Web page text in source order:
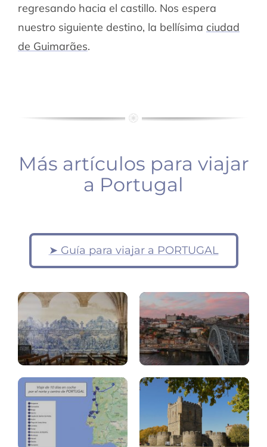
regresando hacia el castillo. Nos espera
nuestro siguiente destino, la bellísima ciudad
de Guimarães.
Más artículos para viajar
a Portugal
➤ Guía para viajar a PORTUGAL
top.10
Oporto
Portugal
10
días
Braganza
Santarem
Monasterio
Batalha